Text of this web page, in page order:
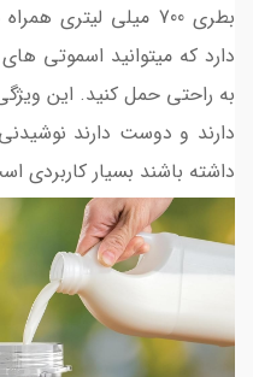
دارد که میتوانید اسموتی
به راحتی حمل کنید. این
دارند و دوست دارند
داشته باشند بسیار کاربردی